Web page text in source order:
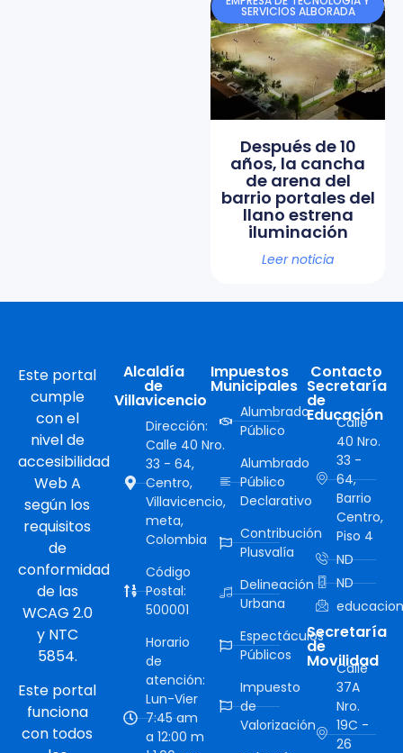
SERVICIOS ALBORADA
Después de 10
años, la cancha
de arena del
barrio portales del
llano estrena
iluminación
Leer noticia
Este portal
cumple
con el
nivel de
accesibilidad
Web A
según los
requisitos
de
conformidad
de las
WCAG 2.0
y NTC
5854.
Este portal
funciona
con todos
Alcaldía
de
Villavicencio
Dirección:
Calle 40 Nro.
33 - 64,
Centro,
Villavicencio,
meta,
Colombia
Código
Postal:
500001
Horario
de
atención:
Lun-Vier
7:45 am
a 12:00 m
Impuestos
Municipales
Alumbrado
Público
Alumbrado
Público
Declarativo
Contribución
Plusvalía
Delineación
Urbana
Espectáculos
Públicos
Impuesto
de
Valorización
Contacto
Secretaría
de
Educación
Calle
40 Nro.
33 -
64,
Barrio
Centro,
Piso 4
ND
ND
Secretaría
de
Movilidad
Calle
37A
Nro.
19C -
26